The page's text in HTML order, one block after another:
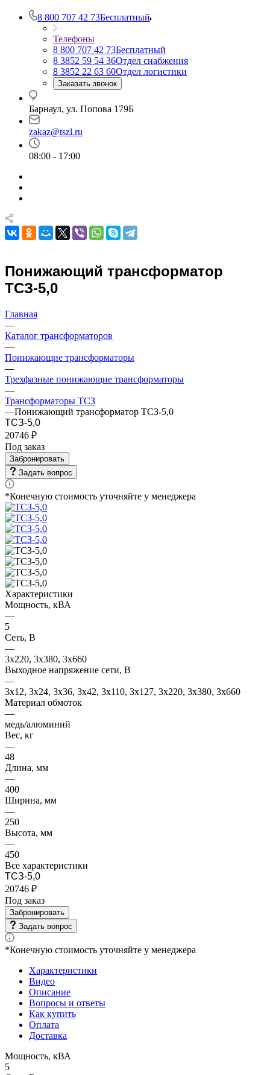
8 800 707 42 73Бесплатный
Телефоны
8 800 707 42 73Бесплатный
8 3852 59 54 36Отдел снабжения
8 3852 22 63 60Отдел логистики
Заказать звонок
Барнаул, ул. Попова 179Б
zakaz@tszl.ru
08:00 - 17:00
Понижающий трансформатор
ТСЗ-5,0
Главная
—
Каталог трансформаторов
—
Понижающие трансформаторы
—
Трехфазные понижающие трансформаторы
—
Трансформаторы ТСЗ
—Понижающий трансформатор ТСЗ-5,0
ТСЗ-5,0
20746 ₽
Под заказ
Забронировать
Задать вопрос
*Конечную стоимость уточняйте у менеджера
Характеристики
Мощность, кВА
—
5
Сеть, В
—
3x220, 3х380, 3x660
Выходное напряжение сети, В
—
3x12, 3x24, 3x36, 3x42, 3x110, 3x127, 3x220, 3x380, 3x660
Материал обмоток
—
медь/алюминий
Вес, кг
—
48
Длина, мм
—
400
Ширина, мм
—
250
Высота, мм
—
450
Все характеристики
ТСЗ-5,0
20746 ₽
Под заказ
Забронировать
Задать вопрос
*Конечную стоимость уточняйте у менеджера
Характеристики
Видео
Описание
Вопросы и ответы
Как купить
Оплата
Доставка
Мощность, кВА
5